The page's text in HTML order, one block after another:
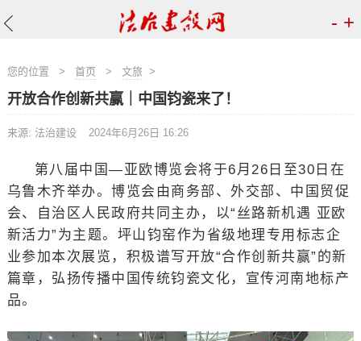
- +
您的位置 > 首页 > 文旅>
开放合作创新共赢｜中国钧瓷来了！
来源: 法治建设 2024年6月26日 16:26
第八届中国—亚欧博览会将于6月26日至30日在
乌鲁木齐举办。博览会由商务部、外交部、中国贸促
会、自治区人民政府共同主办，以“丝路新机遇 亚欧
新活力”为主题。坪山钧窑作为省级地理专用标志企
业参加本次展览，积极谱写开放“合作创新共赢”的新
篇章，弘扬传播中国传统钧瓷文化，宣传河南地标产
品。